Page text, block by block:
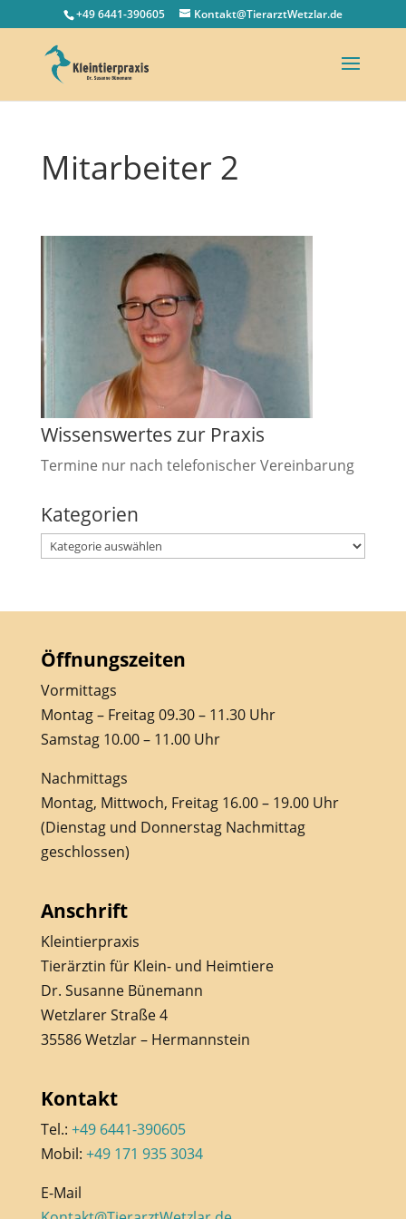
+49 6441-390605 Kontakt@TierarztWetzlar.de
Mitarbeiter 2
Wissenswertes zur Praxis
Termine nur nach telefonischer Vereinbarung
Kategorien
Kategorien
Öffnungszeiten
Vormittags
Montag – Freitag 09.30 – 11.30 Uhr
Samstag 10.00 – 11.00 Uhr
Nachmittags
Montag, Mittwoch, Freitag 16.00 – 19.00 Uhr
(Dienstag und Donnerstag Nachmittag
geschlossen)
Anschrift
Kleintierpraxis
Tierärztin für Klein- und Heimtiere
Dr. Susanne Bünemann
Wetzlarer Straße 4
35586 Wetzlar – Hermannstein
Kontakt
Tel.: +49 6441-390605
Mobil: +49 171 935 3034
E-Mail